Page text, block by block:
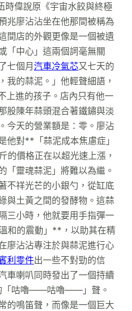
時偉說原《宇宙水餃與終極
兆廖沾沾坐在他那間被稱為
間店的外觀更像是一個被遺
「中心」這兩個詞毫無關
七個月汽車冷氣芯又七天的
我的蒜泥。」他輕聲細語，
上進的孩子。店內只有他一
股陳年蒜頭混合著鐵鏽與淡
今天的營業額是：零。廖沾
他對**「蒜泥成本焦慮症」
的價格正在以超光速上漲，
「靈魂蒜泥」將難以為繼。
不祥光芒的小銀勺，從缸底
與土黃之間的發酵物。這蒜
三小時，他就要用手指彈一
和的震動」**，以助其在精
廖沾沾專注於與蒜泥進行心
利零件出一些不對勁的信
車喇叭同時發出了一個持續
「咕嚕——咕嚕——」聲。
的鳴笛聲，而像是一個巨大